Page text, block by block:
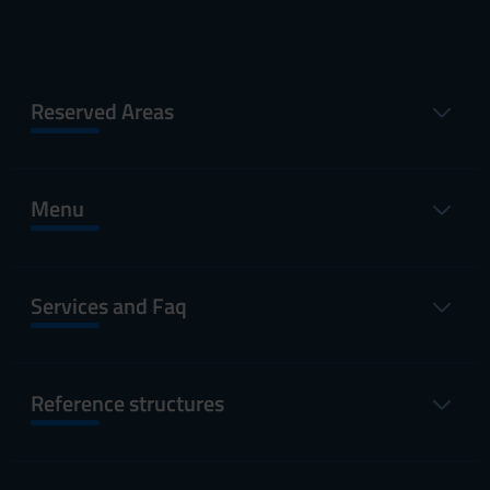
Reserved Areas
Menu
Services and Faq
Reference structures